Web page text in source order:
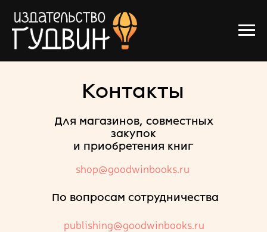
Контакты
По вопросам сотрудничества
publishing@goodwinbooks.ru
Для магазинов, совместных
закупок
и приобретения книг
shop@goodwinbooks.ru